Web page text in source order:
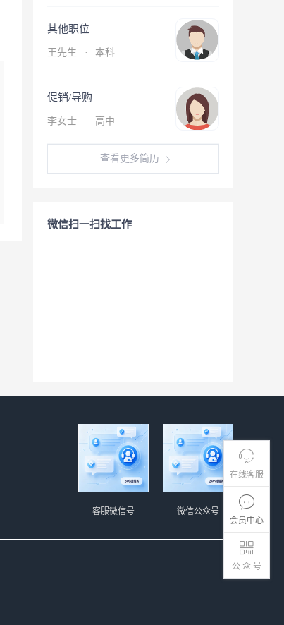
在线客服
会员中心
公 众 号
其他职位
王先生 · 本科
促销/导购
李女士 · 高中
查看更多简历
微信扫一扫找工作
微信公众号
客服微信号